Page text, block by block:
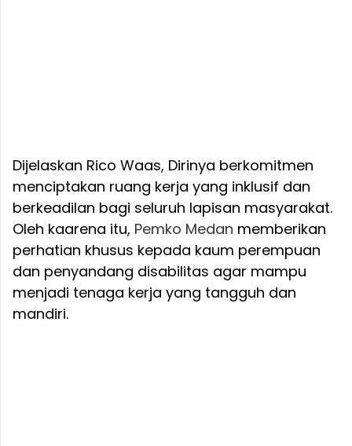
Dijelaskan Rico Waas, Dirinya berkomitmen
menciptakan ruang kerja yang inklusif dan
berkeadilan bagi seluruh lapisan masyarakat.
Oleh kaarena itu, Pemko Medan memberikan
perhatian khusus kepada kaum perempuan
dan penyandang disabilitas agar mampu
menjadi tenaga kerja yang tangguh dan
mandiri.